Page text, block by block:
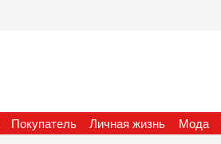
Покупатель Личная жизнь Мода